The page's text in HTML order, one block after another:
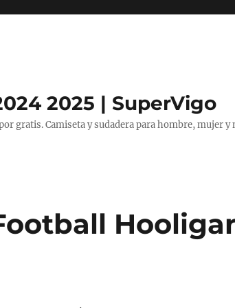
2025 | SuperVigo
gratis. Camiseta y sudadera para hombre, mujer y